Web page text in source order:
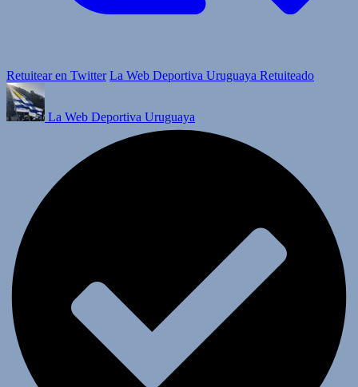
Retuitear en Twitter La Web Deportiva Uruguaya Retuiteado
La Web Deportiva Uruguaya